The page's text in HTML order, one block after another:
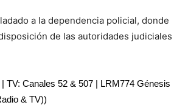
a la dependencia policial, donde
de las autoridades judiciales
TV: Canales 52 & 507 | LRM774 Génesis
& TV))